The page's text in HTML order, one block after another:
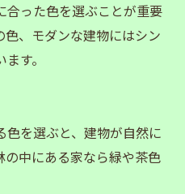
合った色を選ぶことが重要
、モダンな建物にはシン
す。
を選ぶと、建物が自然に
中にある家なら緑や茶色